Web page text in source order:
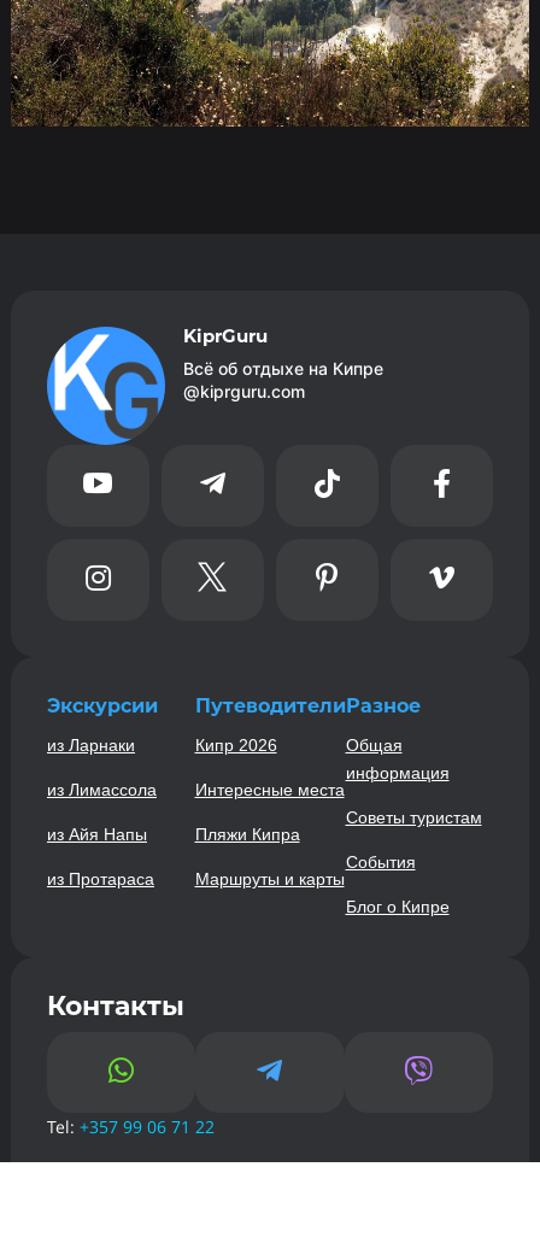
KiprGuru
Всё об отдыхе на Кипре
@kiprguru.com
   
   
Экскурсии
из Ларнаки
из Лимассола
из Айя Напы
из Протараса
Путеводители
Кипр 2026
Интересные места
Пляжи Кипра
Маршруты и карты
Разное
Общая
информация
Советы туристам
События
Блог о Кипре
Контакты
  
Tel: +357 99 06 71 22